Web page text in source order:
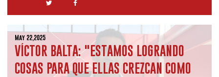
May 22,2025
VÍCTOR BALTA: "ESTAMOS LOGRANDO
COSAS PARA QUE ELLAS CREZCAN COMO